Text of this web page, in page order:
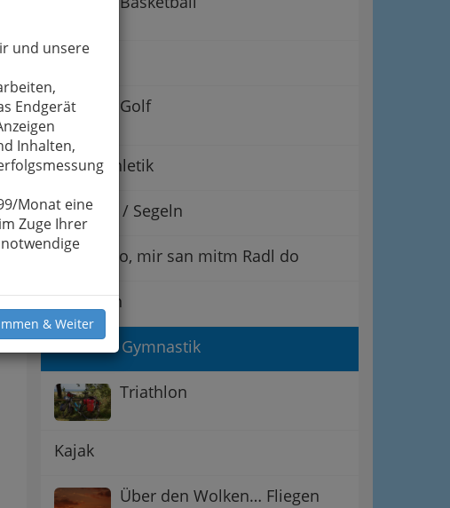
und unsere
Endgerät
Inhalten,
Monat eine
Zuge Ihrer
& Weiter
Billard
Golf
Leichtathletik
Yachting / Segeln
Biking - jo, mir san mitm Radl do
Schießen
Turnen - Gymnastik
Triathlon
Kajak
Über den Wolken… Fliegen